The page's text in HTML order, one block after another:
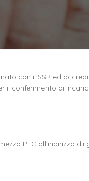
con il SSR ed
il conferimento di
PEC all’indirizzo